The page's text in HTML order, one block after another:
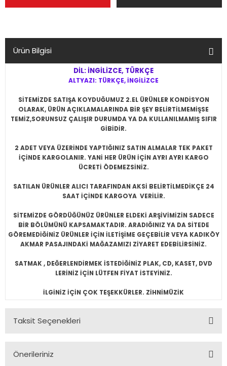
Ürün Bilgisi
DİL: İNGİLİZCE, TÜRKÇE
ALTYAZI: TÜRKÇE, İNGİLİZCE
SİTEMİZDE SATIŞA KOYDUĞUMUZ 2.EL ÜRÜNLER KONDİSYON
OLARAK, ÜRÜN AÇIKLAMALARINDA BİR ŞEY BELİRTİLMEMİŞSE
TEMİZ,SORUNSUZ ÇALIŞIR DURUMDA YA DA KULLANILMAMIŞ SIFIR
GİBİDİR.
2 ADET VEYA ÜZERİNDE YAPTIĞINIZ SATIN ALMALAR TEK PAKET
İÇİNDE KARGOLANIR. YANİ HER ÜRÜN İÇİN AYRI AYRI KARGO
ÜCRETİ ÖDEMEZSİNİZ.
SATILAN ÜRÜNLER ALICI TARAFINDAN AKSİ BELİRTİLMEDİKÇE 24
SAAT İÇİNDE KARGOYA VERİLİR.
SİTEMİZDE GÖRDÜĞÜNÜZ ÜRÜNLER ELDEKİ ARŞİVİMİZİN SADECE
BİR BÖLÜMÜNÜ KAPSAMAKTADIR. ARADIĞINIZ YA DA SİTEDE
GÖREMEDİĞİNİZ ÜRÜNLER İÇİN İLETİŞİME GEÇEBİLİR VEYA KADIKÖY
AKMAR PASAJINDAKİ MAĞAZAMIZI ZİYARET EDEBİLİRSİNİZ.
SATMAK , DEĞERLENDİRMEK İSTEDİĞİNİZ PLAK, CD, KASET, DVD
LERİNİZ İÇİN LÜTFEN FİYAT İSTEYİNİZ.
İLGİNİZ İÇİN ÇOK TEŞEKKÜRLER. ZİHNİMÜZİK
Taksit Seçenekleri
Önerileriniz